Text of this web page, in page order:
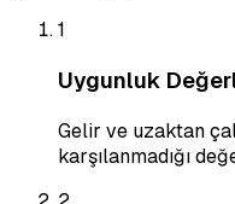
1
Uygunluk
Gelir ve uzaktan
karşılanmadığı